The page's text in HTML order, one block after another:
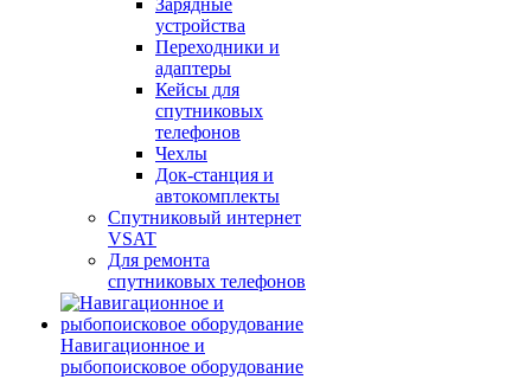
Зарядные
устройства
Переходники и
адаптеры
Кейсы для
спутниковых
телефонов
Чехлы
Док-станция и
автокомплекты
Спутниковый интернет
VSAT
Для ремонта
спутниковых телефонов
Навигационное и
рыбопоисковое оборудование